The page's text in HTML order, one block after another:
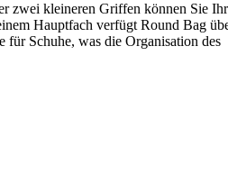
zwei kleineren Griffen können Sie
Hauptfach verfügt Round Bag
für Schuhe, was die Organisation des